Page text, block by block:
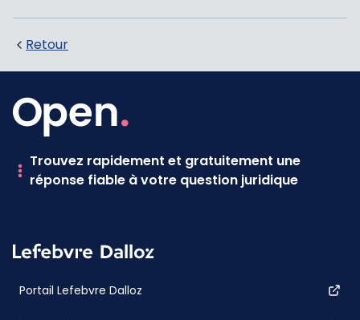
Retour
Trouvez rapidement et gratuitement une
réponse fiable à votre question juridique
Portail Lefebvre Dalloz